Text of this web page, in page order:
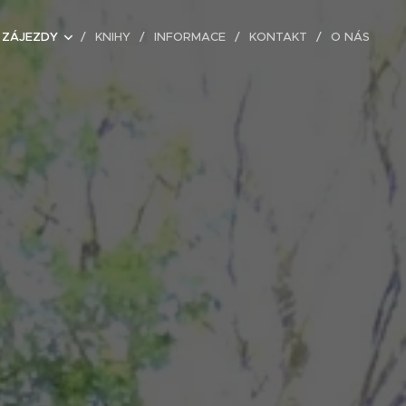
ZÁJEZDY KNIHY INFORMACE KONTAKT O NÁS